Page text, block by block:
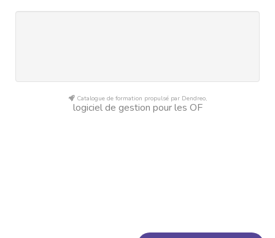
Catalogue de formation propulsé par Dendreo,
logiciel de gestion pour les OF